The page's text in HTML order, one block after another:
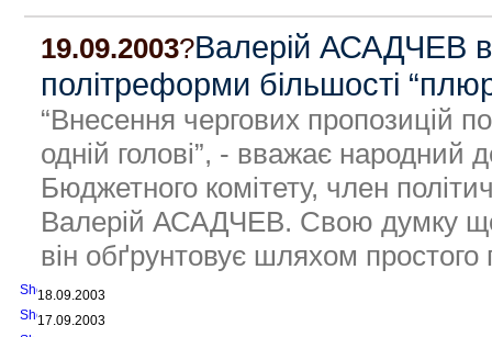
19.09.2003?Валерій АСАДЧЕВ
політреформи більшості
“Внесення чергових пропозицій
одній голові”, - вважає народний
Бюджетного комітету, член
Валерій АСАДЧЕВ. Свою думку
він обґрунтовує шляхом простого
18.09.2003
17.09.2003